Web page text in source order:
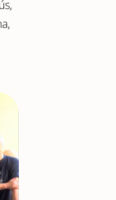
,
,